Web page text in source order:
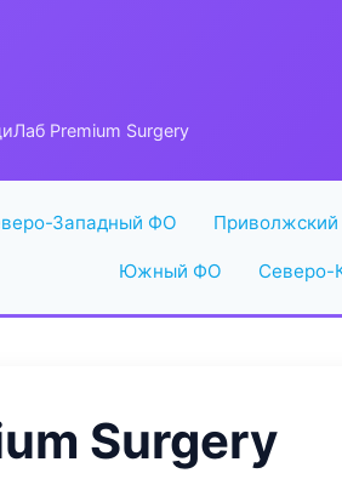
Premium Surgery
Западный ФО
Южный ФО Северо-
Surgery